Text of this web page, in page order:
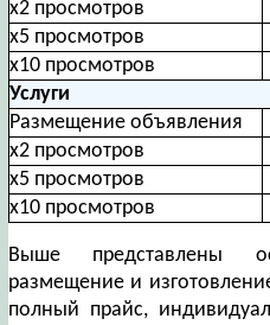
х2 просмотров
х5 просмотров
х10 просмотров
Услуги
Размещение объявления
х2 просмотров
х5 просмотров
х10 просмотров
Выше представлены
размещение и
полный прайс,